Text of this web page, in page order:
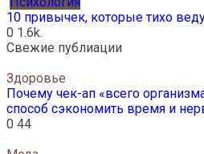
10 привычек, которые тихо
0 1.6k.
Свежие публиации
Здоровье
Почему чек-ап «всего
способ сэкономить время и
0 44